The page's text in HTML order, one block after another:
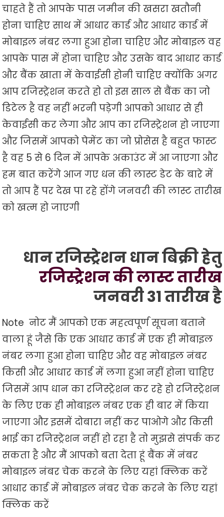
चाहते हैं तो आपके पास जमीन की खसरा खतौनी
होना चाहिए साथ में आधार कार्ड और आधार कार्ड में
मोबाइल नंबर लगा हुआ होना चाहिए और मोबाइल वह
आपके पास में होना चाहिए और उसके बाद आधार कार्ड
और बैंक खाता में केवाईसी होनी चाहिए क्योंकि अगर
आप रजिस्ट्रेशन करते हो तो इस साल से बैंक का जो
डिटेल है वह नहीं भरनी पड़ेगी आपको आधार से ही
केवाईसी कर लेगा और आप का रजिस्ट्रेशन हो जाएगा
और जिसमें आपको पेमेंट का जो प्रोसेस है बहुत फास्ट
है वह 5 से 6 दिन में आपके अकाउंट में आ जाएगा और
हम बात करेंगे आज गए धन की लास्ट डेट के बारे में
तो आप हैं पर देख पा रहे होंगे जनवरी की लास्ट तारीख
को खत्म हो जाएगी
धान रजिस्ट्रेशन धान बिक्री हेतु
रजिस्ट्रेशन की लास्ट तारीख
जनवरी 31 तारीख है
Note नोट मैं आपको एक महत्वपूर्ण सूचना बताने
वाला हूं जैसे कि एक आधार कार्ड में एक ही मोबाइल
नंबर लगा हुआ होना चाहिए और वह मोबाइल नंबर
किसी और आधार कार्ड में लगा हुआ नहीं होना चाहिए
जिसमें आप धान का रजिस्ट्रेशन कर रहे हो रजिस्ट्रेशन
के लिए एक ही मोबाइल नंबर एक ही बार में किया
जाएगा और इसमें दोबारा नहीं कर पाओगे और किसी
भाई का रजिस्ट्रेशन नहीं हो रहा है तो मुझसे संपर्क कर
सकता है और मैं आपको बता देता हूं बैंक में नंबर
मोबाइल नंबर चेक करने के लिए यहां क्लिक करें
आधार कार्ड में मोबाइल नंबर चेक करने के लिए यहां
क्लिक करें